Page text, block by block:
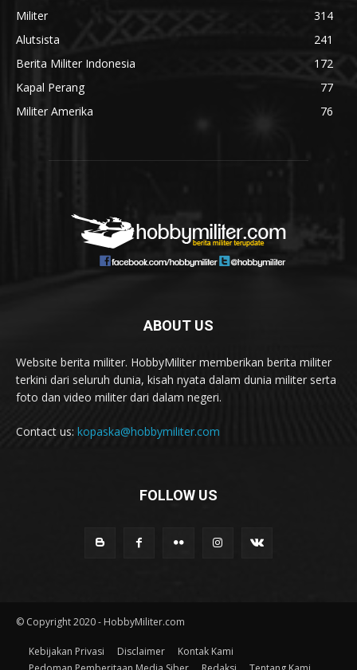
Militer
314
Alutsista
241
Berita Militer Indonesia
172
Kapal Perang
77
Militer Amerika
76
ABOUT US
Website berita militer. HobbyMiliter memberikan berita militer
terkini dari seluruh dunia, kisah nyata dalam dunia militer serta
foto dan video militer dari dalam negeri.
Contact us: kopaska@hobbymiliter.com
FOLLOW US
© Copyright 2020 - HobbyMiliter.com
Kebijakan Privasi Disclaimer
Kontak Kami